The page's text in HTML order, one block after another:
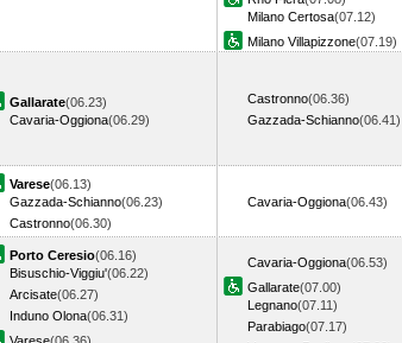
Milano Certosa(07.12)
Milano Villapizzone(07.19)
Gallarate(06.23)
Cavaria-Oggiona(06.29)
Castronno(06.36)
Gazzada-Schianno(06.41)
Varese(06.13)
Gazzada-Schianno(06.23)
Castronno(06.30)
Cavaria-Oggiona(06.43)
Porto Ceresio(06.16)
Bisuschio-Viggiu'(06.22)
Arcisate(06.27)
Induno Olona(06.31)
Cavaria-Oggiona(06.53)
Gallarate(07.00)
Legnano(07.11)
Parabiago(07.17)